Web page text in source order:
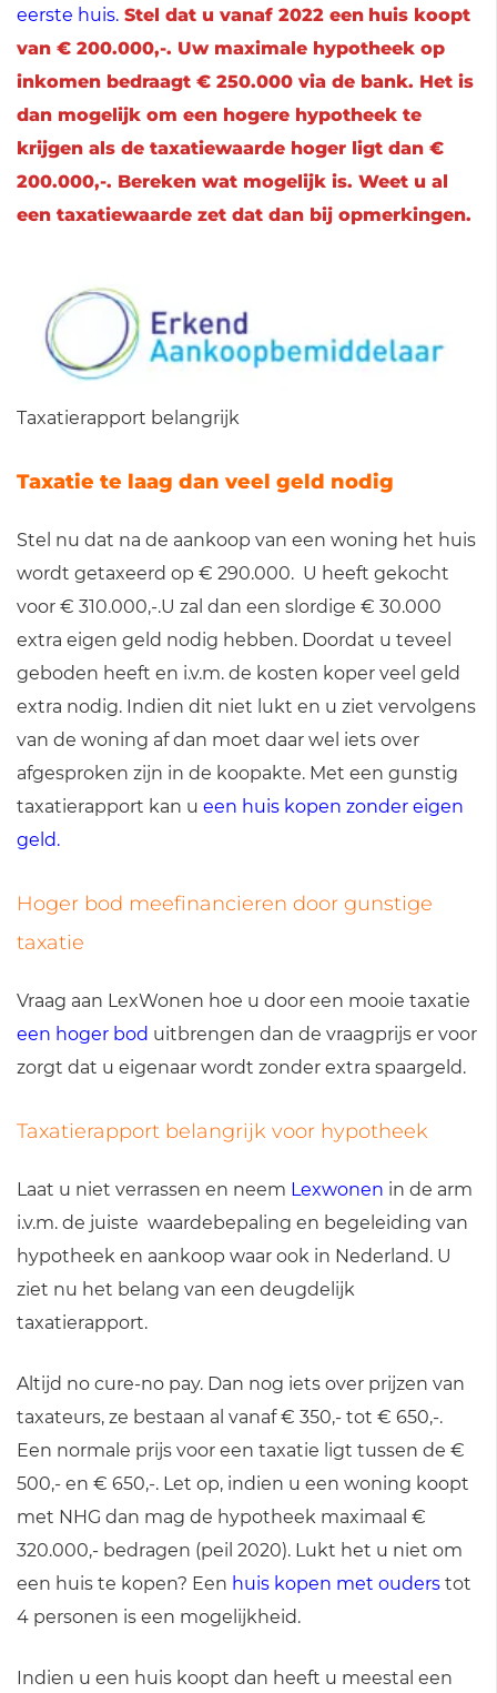
eerste huis. Stel dat u vanaf 2022 een huis koopt
van € 200.000,-. Uw maximale hypotheek op
inkomen bedraagt € 250.000 via de bank. Het is
dan mogelijk om een hogere hypotheek te
krijgen als de taxatiewaarde hoger ligt dan €
200.000,-. Bereken wat mogelijk is. Weet u al
een taxatiewaarde zet dat dan bij opmerkingen.
Taxatierapport belangrijk
Taxatie te laag dan veel geld nodig
Stel nu dat na de aankoop van een woning het huis
wordt getaxeerd op € 290.000. U heeft gekocht
voor € 310.000,-.U zal dan een slordige € 30.000
extra eigen geld nodig hebben. Doordat u teveel
geboden heeft en i.v.m. de kosten koper veel geld
extra nodig. Indien dit niet lukt en u ziet vervolgens
van de woning af dan moet daar wel iets over
afgesproken zijn in de koopakte. Met een gunstig
taxatierapport kan u een huis kopen zonder eigen
geld.
Hoger bod meefinancieren door gunstige
taxatie
Vraag aan LexWonen hoe u door een mooie taxatie
een hoger bod uitbrengen dan de vraagprijs er voor
zorgt dat u eigenaar wordt zonder extra spaargeld.
Taxatierapport belangrijk voor hypotheek
Laat u niet verrassen en neem Lexwonen in de arm
i.v.m. de juiste waardebepaling en begeleiding van
hypotheek en aankoop waar ook in Nederland. U
ziet nu het belang van een deugdelijk
taxatierapport.
Altijd no cure-no pay. Dan nog iets over prijzen van
taxateurs, ze bestaan al vanaf € 350,- tot € 650,-.
Een normale prijs voor een taxatie ligt tussen de €
500,- en € 650,-. Let op, indien u een woning koopt
met NHG dan mag de hypotheek maximaal €
320.000,- bedragen (peil 2020). Lukt het u niet om
een huis te kopen? Een huis kopen met ouders tot
4 personen is een mogelijkheid.
Indien u een huis koopt dan heeft u meestal een